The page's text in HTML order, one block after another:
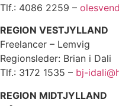
Tlf.: 4086 2259 –
REGION VESTJYLLAND
Freelancer – Lemvig
Regionsleder: Brian i Dali
Tlf.: 3172 1535 – bj-
REGION MIDTJYLLAND